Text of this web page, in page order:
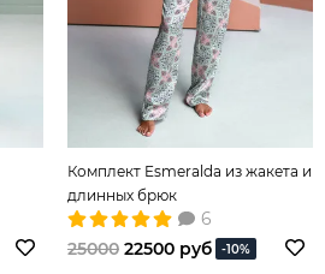
Комплект Esmeralda из жакета и
длинных брюк
6
25000 22500 руб -10%